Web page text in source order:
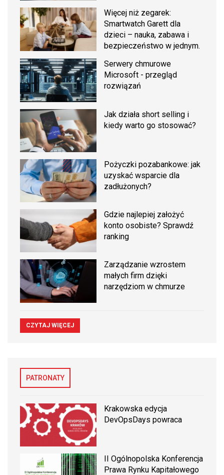
Więcej niż zegarek:
Smartwatch Garett dla
dzieci – nauka, zabawa i
bezpieczeństwo w jednym.
Serwery chmurowe
Microsoft - przegląd
rozwiązań
Jak działa short selling i
kiedy warto go stosować?
Pożyczki pozabankowe: jak
uzyskać wsparcie dla
zadłużonych?
Gdzie najlepiej założyć
konto osobiste? Sprawdź
ranking
Zarządzanie wzrostem
małych firm dzięki
narzędziom w chmurze
CZYTAJ WIĘCEJ
PATRONATY
Krakowska edycja
DevOpsDays powraca
II Ogólnopolska Konferencja
Prawa Rynku Kapitałowego